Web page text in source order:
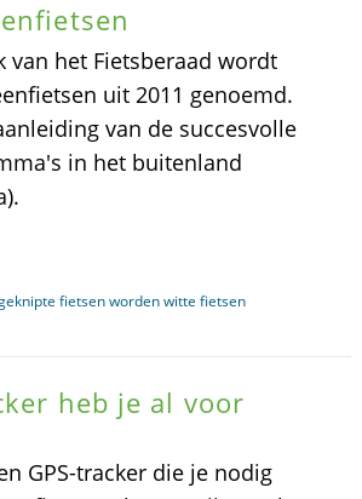
van het Fietsberaad wordt
uit 2011 genoemd.
van de succesvolle
in het buitenland
fietsen worden witte fietsen
heb je al voor
GPS-tracker die je nodig